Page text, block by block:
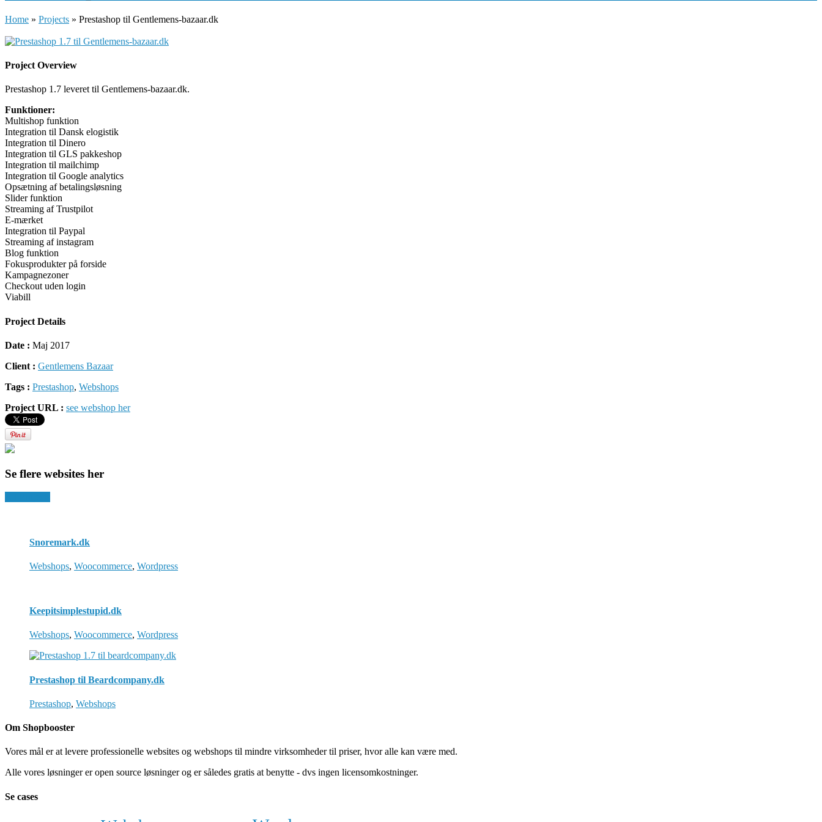
Home » Projects » Prestashop til Gentlemens-bazaar.dk
Project Overview
Prestashop 1.7 leveret til Gentlemens-bazaar.dk.
Funktioner:
Multishop funktion
Integration til Dansk elogistik
Integration til Dinero
Integration til GLS pakkeshop
Integration til mailchimp
Integration til Google analytics
Opsætning af betalingsløsning
Slider funktion
Streaming af Trustpilot
E-mærket
Integration til Paypal
Streaming af instagram
Blog funktion
Fokusprodukter på forside
Kampagnezoner
Checkout uden login
Viabill
Project Details
Date : Maj 2017
Client : Gentlemens Bazaar
Tags : Prestashop, Webshops
Project URL : see webshop her
Se flere websites her
Snoremark.dk
Webshops, Woocommerce, Wordpress
Keepitsimplestupid.dk
Webshops, Woocommerce, Wordpress
Prestashop til Beardcompany.dk
Prestashop, Webshops
Om Shopbooster
Vores mål er at levere professionelle websites og webshops til mindre virksomheder til priser, hvor alle kan være med.
Alle vores løsninger er open source løsninger og er således gratis at benytte - dvs ingen licensomkostninger.
Se cases